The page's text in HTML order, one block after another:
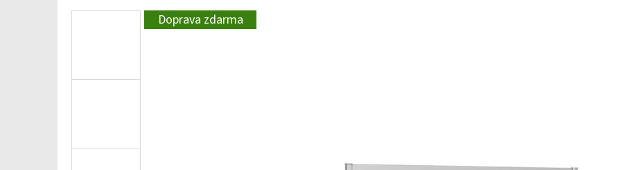
Doprava zdarma